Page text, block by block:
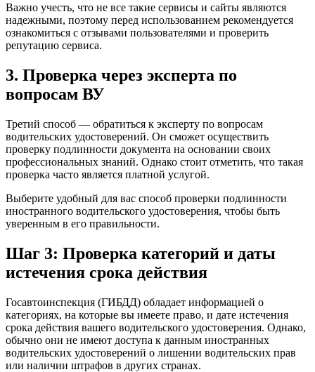
Важно учесть, что не все такие сервисы и сайты являются
надежными, поэтому перед использованием рекомендуется
ознакомиться с отзывами пользователями и проверить
репутацию сервиса.
3. Проверка через эксперта по
вопросам ВУ
Третий способ — обратиться к эксперту по вопросам
водительских удостоверений. Он сможет осуществить
проверку подлинности документа на основании своих
профессиональных знаний. Однако стоит отметить, что такая
проверка часто является платной услугой.
Выберите удобный для вас способ проверки подлинности
иностранного водительского удостоверения, чтобы быть
уверенным в его правильности.
Шаг 3: Проверка категорий и даты
истечения срока действия
Госавтоинспекция (ГИБДД) обладает информацией о
категориях, на которые вы имеете право, и дате истечения
срока действия вашего водительского удостоверения. Однако,
обычно они не имеют доступа к данным иностранных
водительских удостоверений о лишении водительских прав
или наличии штрафов в других странах.